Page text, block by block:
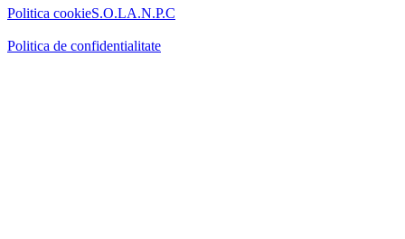
Politica cookieS.O.LA.N.P.C
Politica de confidentialitate